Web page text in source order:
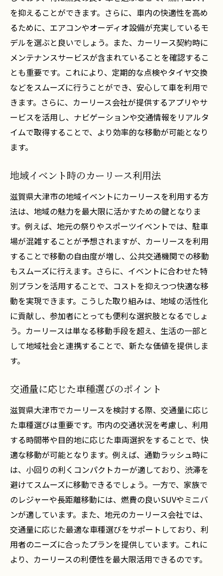
を抑えることができます。さらに、車内の快適性を高め
るために、エアコンやオーディオ設備が充実しているモ
デルを選ぶと良いでしょう。また、カーリース契約時に
メンテナンスサービスが含まれていることを確認するこ
とも重要です。これにより、定期的な点検やタイヤ交換
などをスムーズに行うことができ、安心して車を利用で
きます。さらに、カーリース会社が提供するアプリやサ
ービスを活用し、ナビゲーションや交通情報をリアルタ
イムで取得することで、より効率的な移動が可能となり
ます。
地域イベント時のカーリース利用法
滋賀県大津市の地域イベントにカーリースを利用する方
法は、地域の魅力を最大限に活かすための鍵となりま
す。例えば、地元の祭りやスポーツイベントでは、駐車
場が混雑することが予想されますが、カーリースを利用
することで移動の自由度が増し、公共交通機関での移動
もスムーズに行えます。さらに、イベントに合わせた特
別プランを活用することで、コストを抑えつつ快適な移
動を実現できます。こうした取り組みは、地域の活性化
に貢献し、参加者にとっても便利な選択肢となるでしょ
う。カーリースは単なる移動手段を超え、生活の一部と
して地域社会と連携することで、新たな価値を提供しま
す。
交通量に応じた車種選びのポイント
滋賀県大津市でカーリースを検討する際、交通量に応じ
た車種選びは重要です。市内の交通状況を考慮し、利用
する時間帯や目的地に応じた車両選択をすることで、快
適な移動が可能となります。例えば、通勤ラッシュ時に
は、小回りの利くコンパクトカーが適しており、渋滞を
避けてスムーズに移動できるでしょう。一方で、家族で
のレジャーや長距離移動には、燃費の良いSUVやミニバ
ンが適しています。また、地元のカーリース会社では、
交通量に応じた最適な車種選びをサポートしており、利
用者のニーズに合ったプランを提供しています。これに
より、カーリースの利便性を最大限活用できるのです。